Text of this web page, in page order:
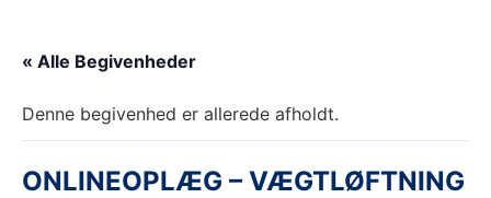
« Alle Begivenheder
Denne begivenhed er allerede afholdt.
ONLINEOPLÆG – VÆGTLØFTNING